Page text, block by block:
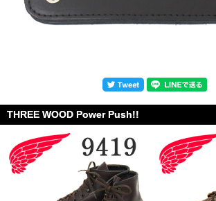
THREE WOOD Power Push!!